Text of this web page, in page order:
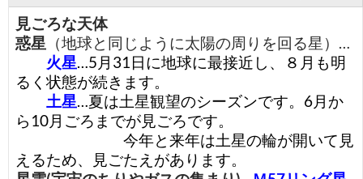
見ごろな天体
惑星 （地球と同じように太陽の周りを回る星）…
火星…5月31日に地球に最接近し、８月も明
るく状態が続きます。
土星…夏は土星観望のシーズンです。6月か
ら10月ごろまでが見ごろです。
今年と来年は土星の輪が開いて見
えるため、見ごたえがあります。